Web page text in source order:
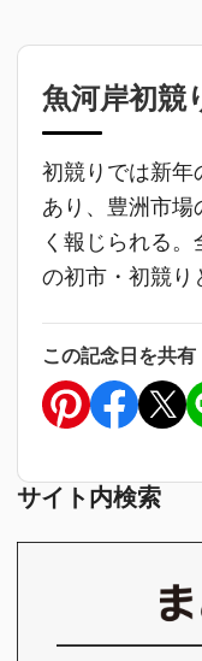
魚河岸初競
初競りでは新年
あり、豊洲市場
く報じられる
の初市・初競り
この記念日を共有
サイト内検索